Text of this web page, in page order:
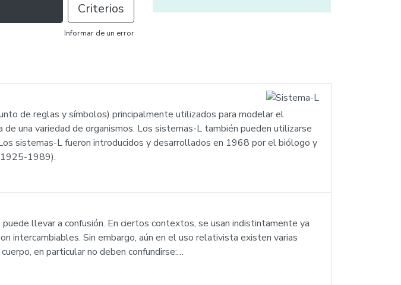
Criterios
Informar de un error
de reglas y símbolos) principalmente utilizados para modelar el
una variedad de organismos. Los sistemas-L también pueden utilizarse
sistemas-L fueron introducidos y desarrollados en 1968 por el biólogo y
1989).
llevar a confusión. En ciertos contextos, se usan indistintamente ya
intercambiables. Sin embargo, aún en el uso relativista existen varias
en particular no deben confundirse:…